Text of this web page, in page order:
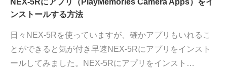
ンストールする方法
日々NEX-5Rを使っていますが、確かアプリもいれるこ
とができると気が付き早速NEX-5Rにアプリをインスト
ールしてみました。NEX-5Rにアプリをインスト…